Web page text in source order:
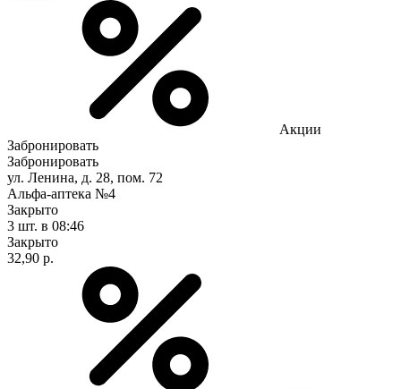
Акции
Забронировать
Забронировать
ул. Ленина, д. 28, пом. 72
Альфа-аптека №4
Закрыто
3 шт. в 08:46
Закрыто
32,90 р.